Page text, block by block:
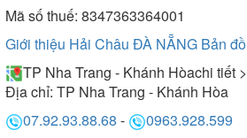
Mã số thuế: 8347363364001
Giới thiệu Hải Châu ĐÀ NẴNG Bản đồ
TP Nha Trang - Khánh Hòachi tiết
Địa chỉ: TP Nha Trang - Khánh Hòa
07.92.93.88.68 -
0963.928.599